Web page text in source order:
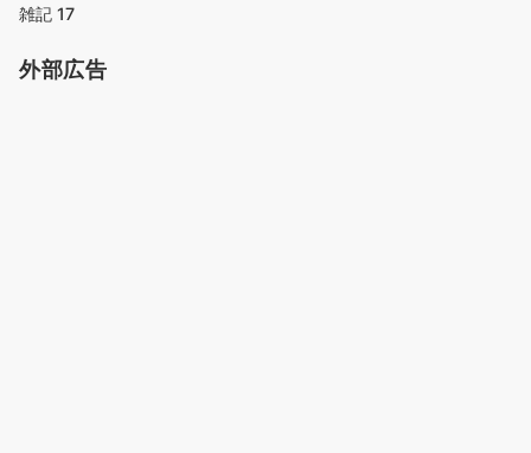
雑記 17
外部広告